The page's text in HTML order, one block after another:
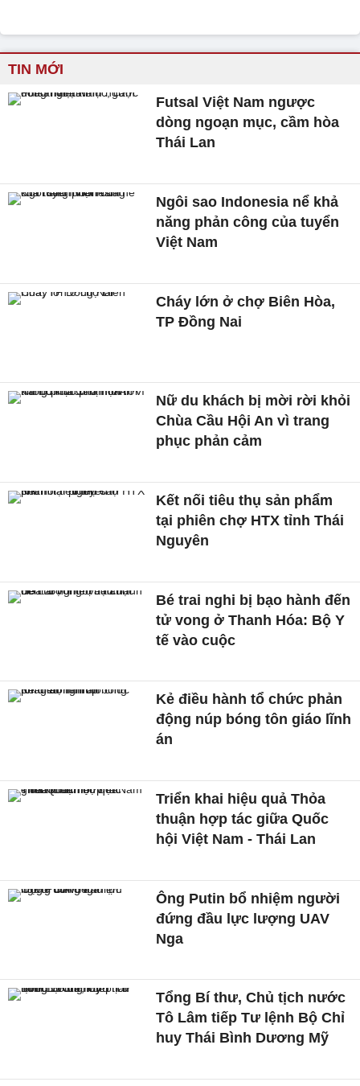
TIN MỚI
Futsal Việt Nam ngược
dòng ngoạn mục, cầm hòa
Thái Lan
Ngôi sao Indonesia nể khả
năng phản công của tuyển
Việt Nam
Cháy lớn ở chợ Biên Hòa,
TP Đồng Nai
Nữ du khách bị mời rời khỏi
Chùa Cầu Hội An vì trang
phục phản cảm
Kết nối tiêu thụ sản phẩm
tại phiên chợ HTX tỉnh Thái
Nguyên
Bé trai nghi bị bạo hành đến
tử vong ở Thanh Hóa: Bộ Y
tế vào cuộc
Kẻ điều hành tổ chức phản
động núp bóng tôn giáo lĩnh
án
Triển khai hiệu quả Thỏa
thuận hợp tác giữa Quốc
hội Việt Nam - Thái Lan
Ông Putin bổ nhiệm người
đứng đầu lực lượng UAV
Nga
Tổng Bí thư, Chủ tịch nước
Tô Lâm tiếp Tư lệnh Bộ Chỉ
huy Thái Bình Dương Mỹ